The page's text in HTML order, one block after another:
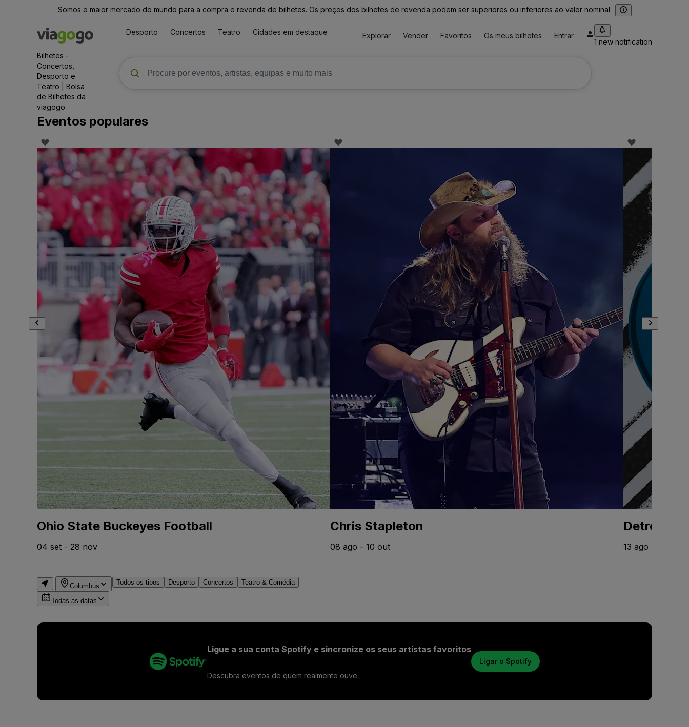
Somos o maior mercado do mundo para a compra e revenda de bilhetes. Os preços dos bilhetes de revenda podem ser superiores ou inferiores ao valor nominal.
Bilhetes -
Concertos,
Desporto e
Teatro | Bolsa
de Bilhetes da
viagogo
Desporto Concertos Teatro Cidades em destaque Explorar Vender Favoritos Os meus bilhetes Entrar
1 new notification
Eventos populares
Ohio State Buckeyes Football
04 set - 28 nov
Chris Stapleton
08 ago - 10 out
Detroit
13 ago - 10 jan
Columbus
Todas as datas
Todos os tipos Desporto Concertos Teatro & Comédia
Ligue a sua conta Spotify e sincronize os seus artistas favoritos
Descubra eventos de quem realmente ouve
Ligar o Spotify